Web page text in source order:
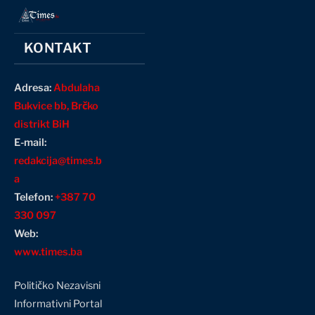
KONTAKT
Adresa:Abdulaha
Bukvice bb, Brčko
distrikt BiH
E-mail:
redakcija@times.b
a
Telefon:+387 70
330 097
Web:
www.times.ba
Političko Nezavisni
Informativni Portal